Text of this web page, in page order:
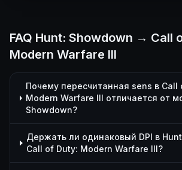
FAQ Hunt: Showdown → Call
Modern Warfare III
Почему пересчитанная sens в Call
Modern Warfare III отличается от
Showdown?
Держать ли одинаковый DPI в
Call of Duty: Modern Warfare III?